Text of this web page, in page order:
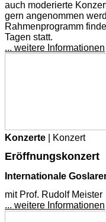
auch moderierte
gern angenommen
Rahmenprogramm
Tagen statt.
... weitere Informationen
Konzerte | Konzert
Eröffnungskonzert
Internationale
mit Prof. Rudolf Meister
... weitere Informationen